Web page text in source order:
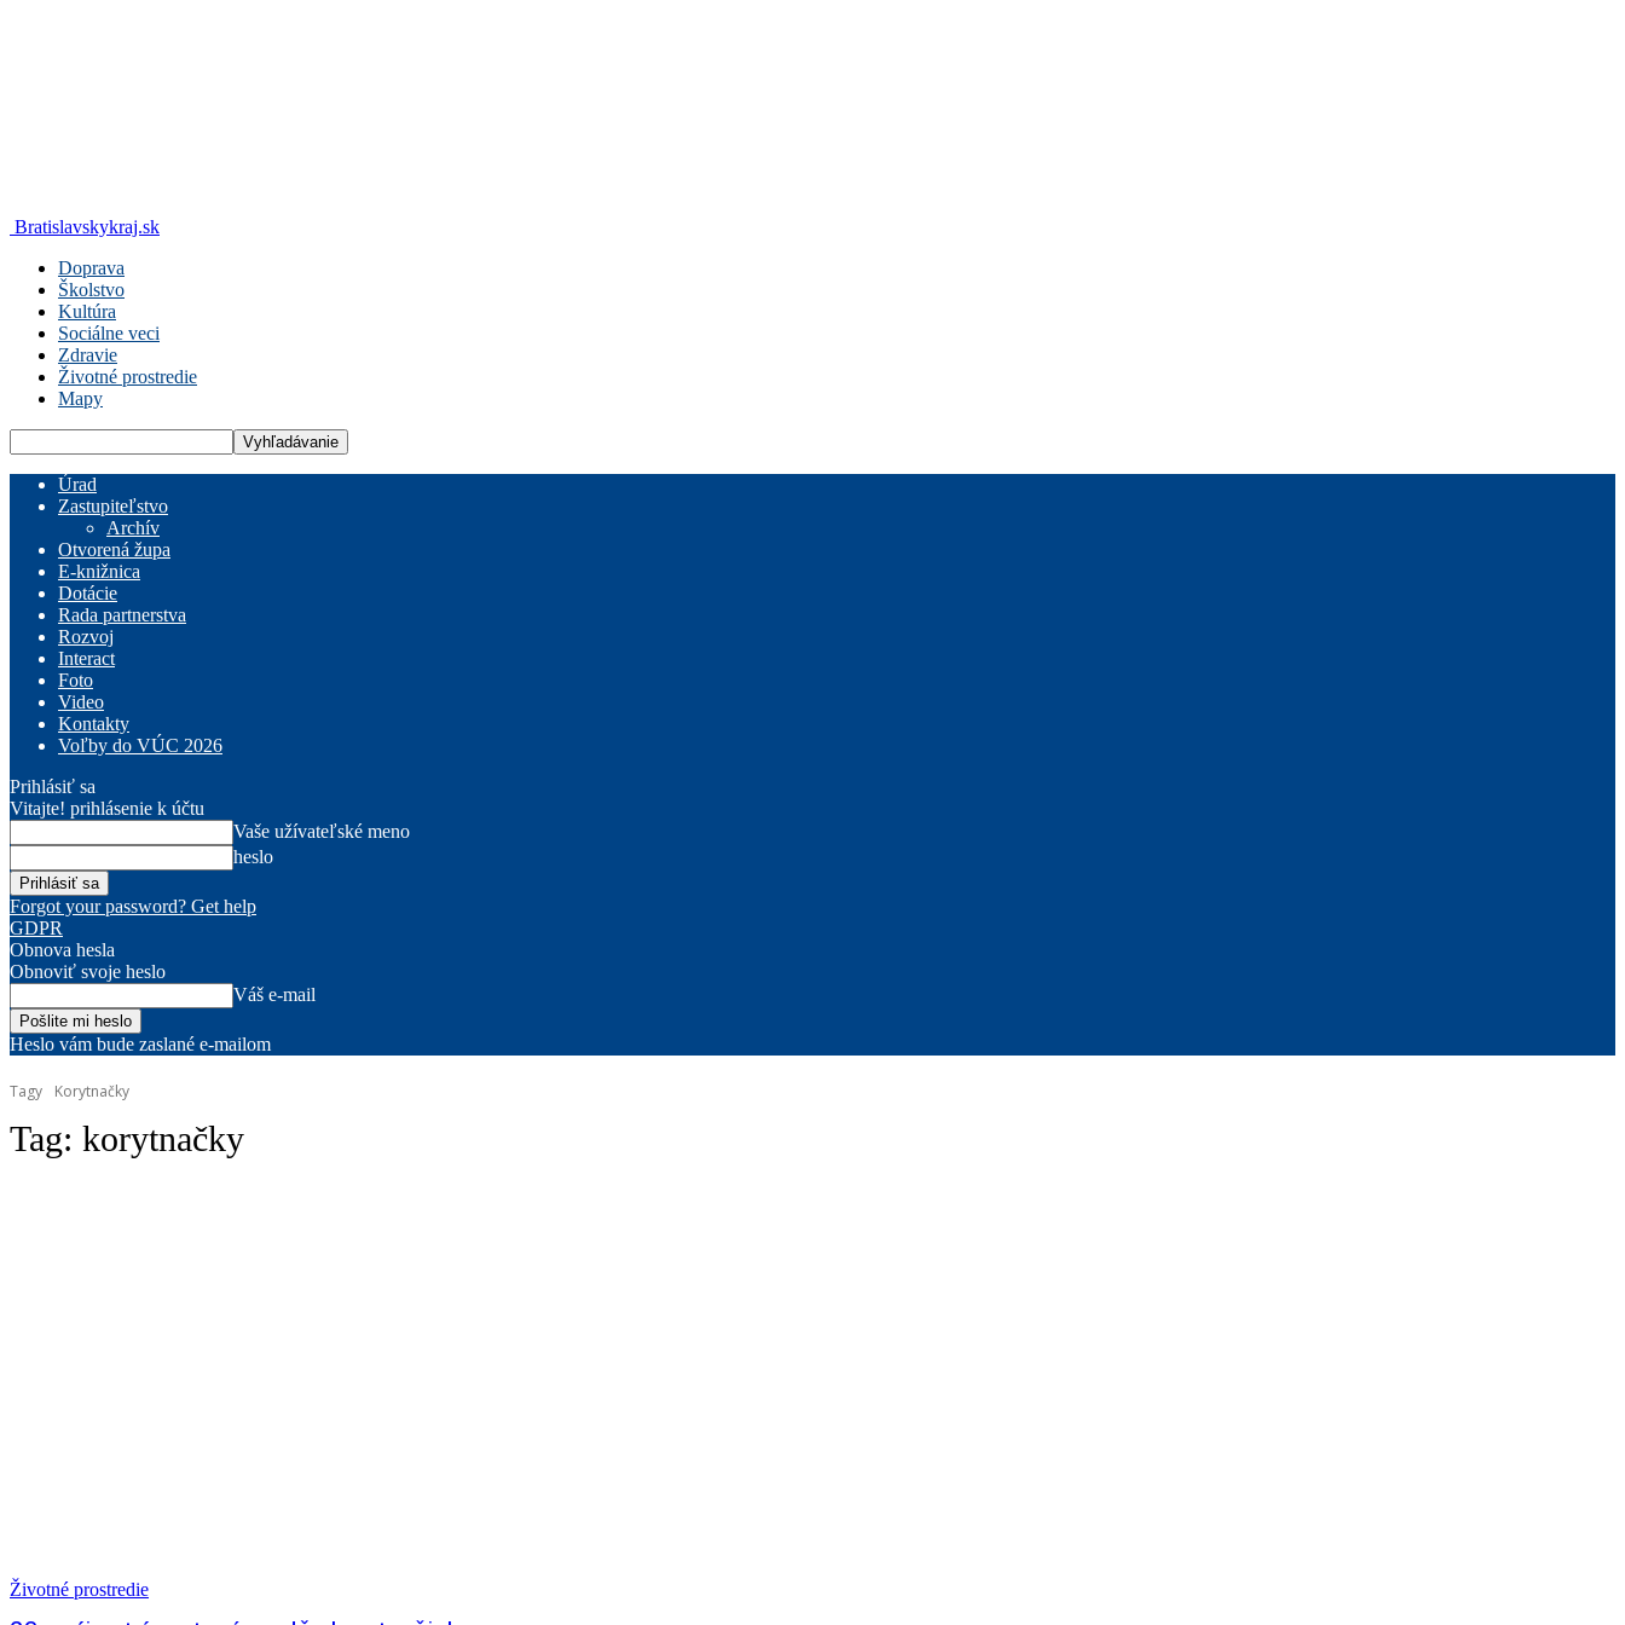
Bratislavskykraj.sk
Doprava
Školstvo
Kultúra
Sociálne veci
Zdravie
Životné prostredie
Mapy
Úrad
Zastupiteľstvo
Archív
Otvorená župa
E-knižnica
Dotácie
Rada partnerstva
Rozvoj
Interact
Foto
Video
Kontakty
Voľby do VÚC 2026
Prihlásiť sa
Vitajte! prihlásenie k účtu
Vaše užívateľské meno
heslo
Forgot your password? Get help
GDPR
Obnova hesla
Obnoviť svoje heslo
Váš e-mail
Heslo vám bude zaslané e-mailom
Tagy Korytnačky
Tag: korytnačky
Životné prostredie